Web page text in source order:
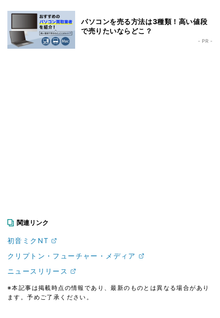
パソコンを売る方法は3種類！高い値段
で売りたいならどこ？
- PR -
関連リンク
初音ミクNT
クリプトン・フューチャー・メディア
ニュースリリース
※本記事は掲載時点の情報であり、最新のものとは異なる場合があり
ます。予めご了承ください。